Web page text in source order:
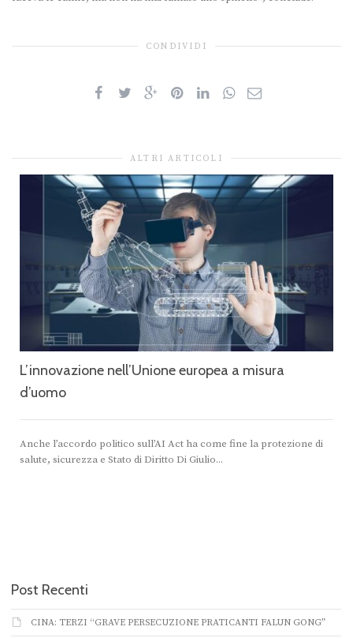
CONDIVIDI
ALTRI ARTICOLI
L’innovazione nell’Unione europea a misura
d’uomo
Anche l’accordo politico sull’AI Act ha come fine la protezione di
salute, sicurezza e Stato di Diritto Di Giulio...
Post Recenti
CINA: TERZI “GRAVE PERSECUZIONE PRATICANTI FALUN GONG”